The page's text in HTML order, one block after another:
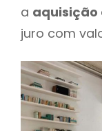
a aquisição
juro com